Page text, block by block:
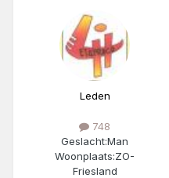
Leden
748
Geslacht:Man
Woonplaats:ZO-
Friesland